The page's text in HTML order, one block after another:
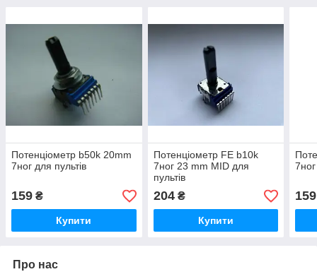
Потенціометр b50k 20mm
7ног для пультів
159 ₴
Купити
Потенціометр FE b10k
7ног 23 mm MID для
пультів
204₴
Купити
159
Про нас